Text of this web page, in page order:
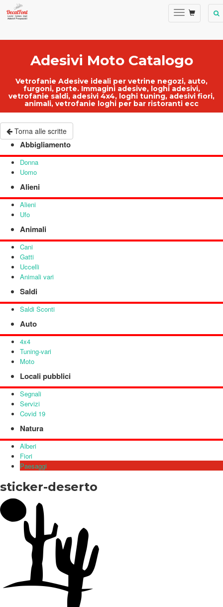
Adesivi Moto Catalogo
Vetrofanie Adesive ideali per vetrine negozi, auto,
furgoni, porte. Immagini adesive, loghi adesivi,
vetrofanie saldi, adesivi 4x4, loghi tuning, adesivi fiori,
animali, vetrofanie loghi per bar ristoranti ecc
Torna alle scritte
Abbigliamento
Donna
Uomo
Alieni
Alieni
Ufo
Animali
Cani
Gatti
Uccelli
Animali vari
Saldi
Saldi Sconti
Auto
4x4
Tuning-vari
Moto
Locali pubblici
Segnali
Servizi
Covid 19
Natura
Alberi
Fiori
Paesaggi
sticker-deserto